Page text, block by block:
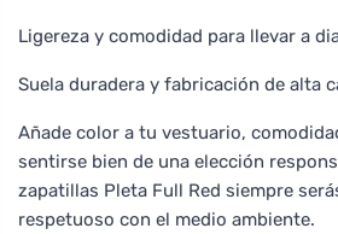
Ligereza y comodidad para llevar a
Suela duradera y fabricación de alta
Añade color a tu vestuario,
sentirse bien de una elección
zapatillas Pleta Full Red siempre
respetuoso con el medio ambiente.